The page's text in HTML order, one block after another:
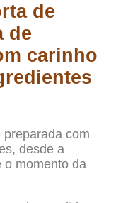
de
de
carinho
com
desde a
o momento da